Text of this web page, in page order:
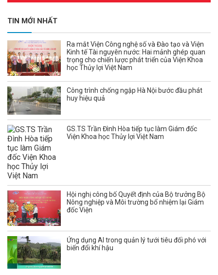
TIN MỚI NHẤT
Ra mắt Viện Công nghệ số và Đào tạo và Viện
Kinh tế Tài nguyên nước: Hai mảnh ghép quan
trọng cho chiến lược phát triển của Viện Khoa
học Thủy lợi Việt Nam
Công trình chống ngập Hà Nội bước đầu phát
huy hiệu quả
GS.TS Trần Đình Hòa tiếp tục làm Giám đốc
Viện Khoa học Thủy lợi Việt Nam
Hội nghị công bố Quyết định của Bộ trưởng Bộ
Nông nghiệp và Môi trường bổ nhiệm lại Giám
đốc Viện
Ứng dụng AI trong quản lý tưới tiêu đối phó với
biến đổi khí hậu